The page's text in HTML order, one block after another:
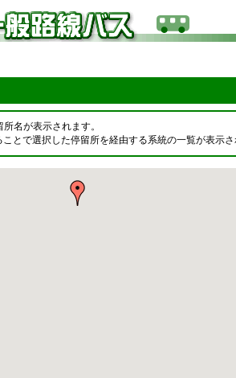
名が表示されます。
とで選択した停留所を経由する系統の一覧が表示